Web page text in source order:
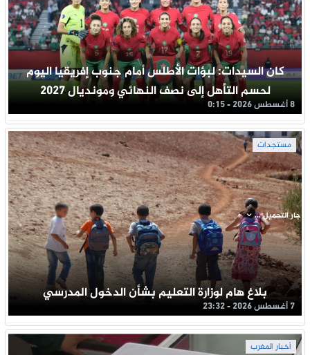
كان السيدات: لبؤات الأطلس أمام جنوب إفريقيا اليوم
لحسم التأهل إلى نصف النهائي ومونديال 2027
8 أغسطس 2026 - 0:15
مستجدات
بلاغ هام لوزارة التعليم بشأن الدخول المدرسي
7 أغسطس 2026 - 23:32
أخبار المغرب
جار التحميل ...